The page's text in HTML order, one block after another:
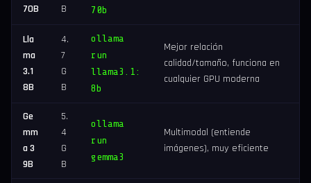
70B
B
70b
Lla
ma
3.1
8B
4.
7
G
B
ollama
run
llama3.1:
8b
Mejor relación
calidad/tamaño, funciona en
cualquier GPU moderna
Ge
mm
a 3
9B
5.
4
G
B
ollama
run
gemma3
Multimodal (entiende
imágenes), muy eficiente